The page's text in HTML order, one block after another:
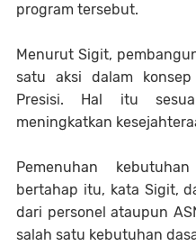
program tersebut.
Menurut Sigit,
satu aksi dalam
Presisi. Hal itu
meningkatkan
Pemenuhan
bertahap itu, kata Sigit,
dari personel ataupun
salah satu kebutuhan